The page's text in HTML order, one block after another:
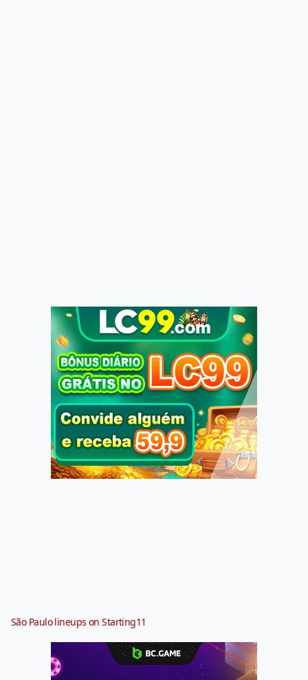
São Paulo lineups on Starting11